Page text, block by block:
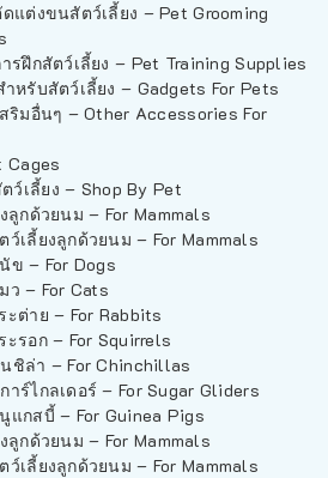
แต่งขนสัตว์เลี้ยง – Pet Grooming
รฝึกสัตว์เลี้ยง – Pet Training Supplies
ำหรับสัตว์เลี้ยง – Gadgets For Pets
ริมอื่นๆ – Other Accessories For
Cages
ว์เลี้ยง – Shop By Pet
ลูกด้วยนม – For Mammals
ว์เลี้ยงลูกด้วยนม – For Mammals
ข – For Dogs
ว – For Cats
ะต่าย – For Rabbits
ะรอก – For Squirrels
ชิล่า – For Chinchillas
าร์ไกลเดอร์ – For Sugar Gliders
แกสบี้ – For Guinea Pigs
ลูกด้วยนม – For Mammals
ว์เลี้ยงลูกด้วยนม – For Mammals